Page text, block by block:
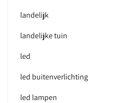
landelijk
landelijke tuin
led
led buitenverlichting
led lampen